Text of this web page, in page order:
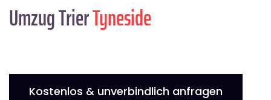
Umzug TrierTyneside
Kostenlos & unverbindlich anfragen